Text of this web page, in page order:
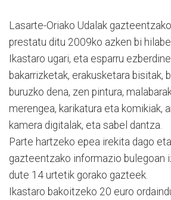
Lasarte-Oriako Udalak
prestatu ditu 2009ko azken bi
Ikastaro ugari, eta esparru
bakarrizketak, erakusketara bisitak,
buruzko dena, zen pintura,
merengea, karikatura eta komikiak,
kamera digitalak, eta sabel dantza.
Parte hartzeko epea irekita dago
gazteentzako informazio bulegoan
dute 14 urtetik gorako gazteek.
Ikastaro bakoitzeko 20 euro